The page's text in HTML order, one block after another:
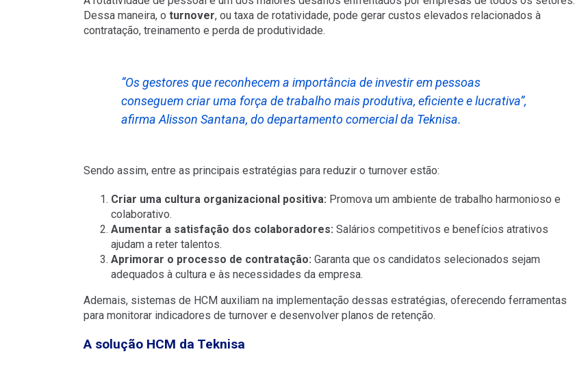
Dessa maneira, o turnover, ou taxa de rotatividade, pode gerar custos elevados relacionados à
contratação, treinamento e perda de produtividade.
“Os gestores que reconhecem a importância de investir em pessoas
conseguem criar uma força de trabalho mais produtiva, eficiente e lucrativa”,
afirma Alisson Santana, do departamento comercial da Teknisa.
Sendo assim, entre as principais estratégias para reduzir o turnover estão:
Criar uma cultura organizacional positiva: Promova um ambiente de trabalho harmonioso e
colaborativo.
Aumentar a satisfação dos colaboradores: Salários competitivos e benefícios atrativos
ajudam a reter talentos.
Aprimorar o processo de contratação: Garanta que os candidatos selecionados sejam
adequados à cultura e às necessidades da empresa.
Ademais, sistemas de HCM auxiliam na implementação dessas estratégias, oferecendo ferramentas
para monitorar indicadores de turnover e desenvolver planos de retenção.
A solução HCM da Teknisa